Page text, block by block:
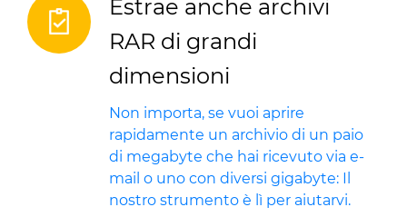
Estrae anche archivi
RAR di grandi
dimensioni
Non importa, se vuoi aprire
rapidamente un archivio di un paio
di megabyte che hai ricevuto via e-
mail o uno con diversi gigabyte: Il
nostro strumento è lì per aiutarvi.